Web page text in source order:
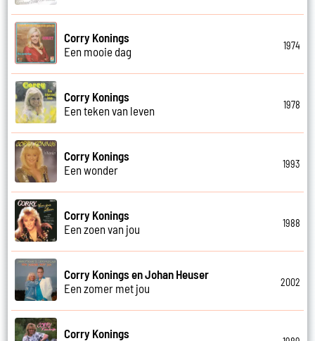
Corry Konings
Een mooie dag
1974
Corry Konings
Een teken van leven
1978
Corry Konings
Een wonder
1993
Corry Konings
Een zoen van jou
1988
Corry Konings en Johan Heuser
Een zomer met jou
2002
Corry Konings